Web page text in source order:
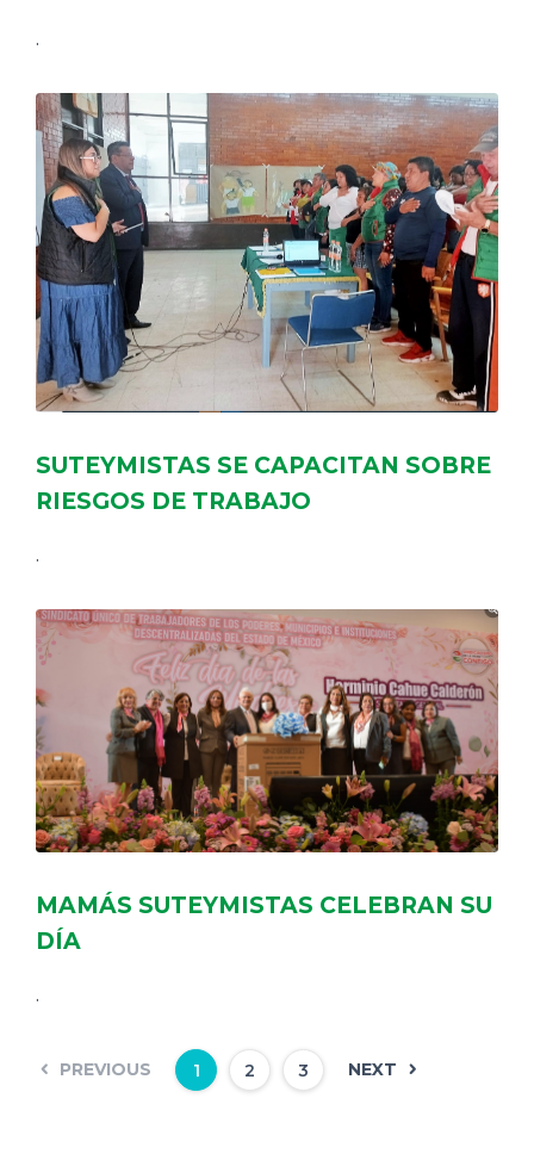
.
SUTEYMISTAS SE CAPACITAN SOBRE
RIESGOS DE TRABAJO
.
MAMÁS SUTEYMISTAS CELEBRAN SU
DÍA
.
PREVIOUS 1 2 3 NEXT